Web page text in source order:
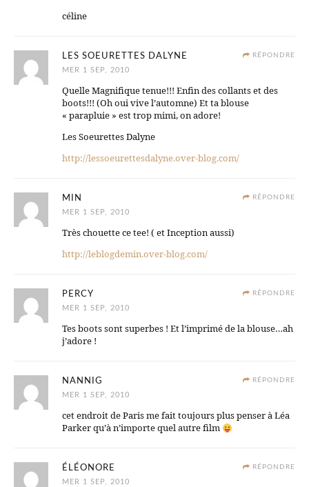
céline
RÉPONDRE
LES SOEURETTES DALYNE
MER 1 SEP, 2010
Quelle Magnifique tenue!!! Enfin des collants et des
boots!!! (Oh oui vive l’automne) Et ta blouse
« parapluie » est trop mimi, on adore!
Les Soeurettes Dalyne
http://lessoeurettesdalyne.over-blog.com/
RÉPONDRE
MIN
MER 1 SEP, 2010
Très chouette ce tee! ( et Inception aussi)
http://leblogdemin.over-blog.com/
RÉPONDRE
PERCY
MER 1 SEP, 2010
Tes boots sont superbes ! Et l’imprimé de la blouse…ah
j’adore !
RÉPONDRE
NANNIG
MER 1 SEP, 2010
cet endroit de Paris me fait toujours plus penser à Léa
Parker qu’à n’importe quel autre film
RÉPONDRE
ÉLÉONORE
MER 1 SEP, 2010